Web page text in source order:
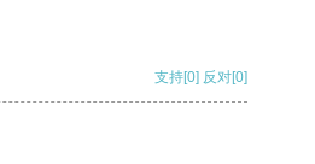
支持[0] 反对[0]